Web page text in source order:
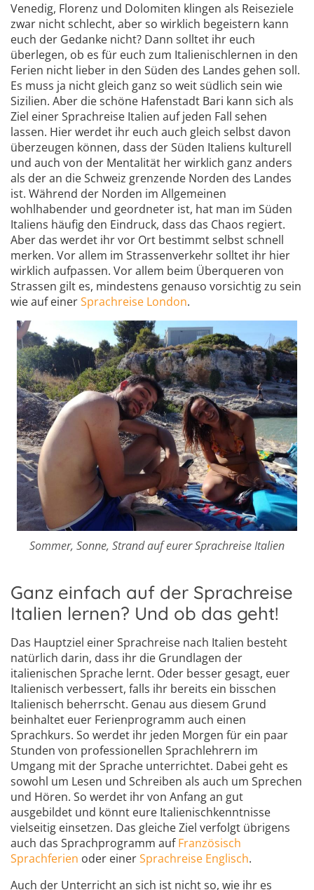
Venedig, Florenz und Dolomiten klingen als Reiseziele
zwar nicht schlecht, aber so wirklich begeistern kann
euch der Gedanke nicht? Dann solltet ihr euch
überlegen, ob es für euch zum Italienischlernen in den
Ferien nicht lieber in den Süden des Landes gehen soll.
Es muss ja nicht gleich ganz so weit südlich sein wie
Sizilien. Aber die schöne Hafenstadt Bari kann sich als
Ziel einer Sprachreise Italien auf jeden Fall sehen
lassen. Hier werdet ihr euch auch gleich selbst davon
überzeugen können, dass der Süden Italiens kulturell
und auch von der Mentalität her wirklich ganz anders
als der an die Schweiz grenzende Norden des Landes
ist. Während der Norden im Allgemeinen
wohlhabender und geordneter ist, hat man im Süden
Italiens häufig den Eindruck, dass das Chaos regiert.
Aber das werdet ihr vor Ort bestimmt selbst schnell
merken. Vor allem im Strassenverkehr solltet ihr hier
wirklich aufpassen. Vor allem beim Überqueren von
Strassen gilt es, mindestens genauso vorsichtig zu sein
wie auf einerSprachreise London.
Sommer, Sonne, Strand auf eurer Sprachreise Italien
Ganz einfach auf der Sprachreise
Italien lernen? Und ob das geht!
Das Hauptziel einer Sprachreise nach Italien besteht
natürlich darin, dass ihr die Grundlagen der
italienischen Sprache lernt. Oder besser gesagt, euer
Italienisch verbessert, falls ihr bereits ein bisschen
Italienisch beherrscht. Genau aus diesem Grund
beinhaltet euer Ferienprogramm auch einen
Sprachkurs. So werdet ihr jeden Morgen für ein paar
Stunden von professionellen Sprachlehrern im
Umgang mit der Sprache unterrichtet. Dabei geht es
sowohl um Lesen und Schreiben als auch um Sprechen
und Hören. So werdet ihr von Anfang an gut
ausgebildet und könnt eure Italienischkenntnisse
vielseitig einsetzen. Das gleiche Ziel verfolgt übrigens
auch das Sprachprogramm aufFranzösisch
Sprachferien oder einerSprachreise Englisch.
Auch der Unterricht an sich ist nicht so, wie ihr es